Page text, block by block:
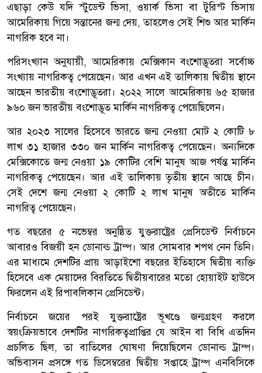
এছাড়া কেউ যদি স্টুডেন্ট ভিসা, ওয়ার্ক ভিসা বা টুরিস্ট ভিসায়
আমেরিকায় গিয়ে সন্তানের জন্ম দেয়, তাহলেও সেই শিশু আর মার্কিন
নাগরিক হবে না।
পরিসংখ্যান অনুযায়ী, আমেরিকায় মেক্সিকান বংশোদ্ভূতরা সর্বোচ্চ
সংখ্যায় নাগরিকত্ব পেয়েছেন। আর এখন এই তালিকায় দ্বিতীয় স্থানে
আছেন ভারতীয় বংশোদ্ভূতরা। ২০২২ সালে আমেরিকায় ৬৫ হাজার
৯৬০ জন ভারতীয় বংশোদ্ভূত মার্কিন নাগরিকত্ব পেয়েছিলেন।
আর ২০২৩ সালের হিসেবে ভারতে জন্ম নেওয়া মোট ২ কোটি ৮
লাখ ৩১ হাজার ৩৩০ জন মার্কিন নাগরিকত্ব পেয়েছেন। অন্যদিকে
মেক্সিকোতে জন্ম নেওয়া ১৯ কোটির বেশি মানুষ আজ পর্যন্ত মার্কিন
নাগরিকত্ব পেয়েছেন। আর এই তালিকায় তৃতীয় স্থানে আছে চীন।
সেই দেশে জন্ম নেওয়া ২ কোটি ২ লাখ মানুষ অতীতে মার্কিন
নাগরিত্ব পেয়েছেন।
গত বছরের ৫ নভেম্বর অনুষ্ঠিত যুক্তরাষ্ট্রের প্রেসিডেন্ট নির্বাচনে
আবারও বিজয়ী হন ডোনাল্ড ট্রাম্প। আর সোমবার শপথ নেন তিনি।
এর মাধ্যমে দেশটির প্রায় আড়াইশো বছরের ইতিহাসে দ্বিতীয় ব্যক্তি
হিসেবে এক মেয়াদের বিরতিতে দ্বিতীয়বারের মতো হোয়াইট হাউসে
ফিরলেন এই রিপাবলিকান প্রেসিডেন্ট।
নির্বাচনে জয়ের পরই যুক্তরাষ্ট্রের ভূখণ্ডে জন্মগ্রহণ করলে
স্বয়ংক্রিয়ভাবে দেশটির নাগরিকত্বপ্রাপ্তির যে আইন বা বিধি এতদিন
প্রচলিত ছিল, তা বাতিলের ঘোষণা দিয়েছিলেন ডোনাল্ড ট্রাম্প।
অভিবাসন প্রসঙ্গে গত ডিসেম্বরের দ্বিতীয় সপ্তাহে ট্রাম্প এনবিসিকে